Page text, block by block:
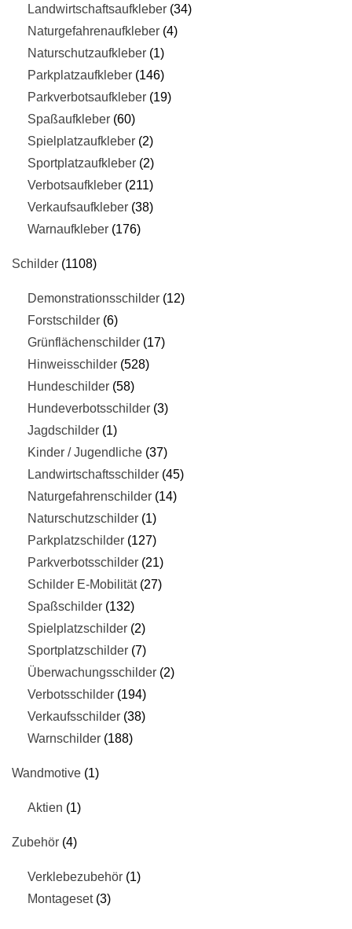
Landwirtschaftsaufkleber 34
Naturgefahrenaufkleber 4
Naturschutzaufkleber 1
Parkplatzaufkleber 146
Parkverbotsaufkleber 19
Spaßaufkleber 60
Spielplatzaufkleber 2
Sportplatzaufkleber 2
Verbotsaufkleber 211
Verkaufsaufkleber 38
Warnaufkleber 176
Schilder 1108
Demonstrationsschilder 12
Forstschilder 6
Grünflächenschilder 17
Hinweisschilder 528
Hundeschilder 58
Hundeverbotsschilder 3
Jagdschilder 1
Kinder / Jugendliche 37
Landwirtschaftsschilder 45
Naturgefahrenschilder 14
Naturschutzschilder 1
Parkplatzschilder 127
Parkverbotsschilder 21
Schilder E-Mobilität 27
Spaßschilder 132
Spielplatzschilder 2
Sportplatzschilder 7
Überwachungsschilder 2
Verbotsschilder 194
Verkaufsschilder 38
Warnschilder 188
Wandmotive 1
Aktien 1
Zubehör 4
Verklebezubehör 1
Montageset 3